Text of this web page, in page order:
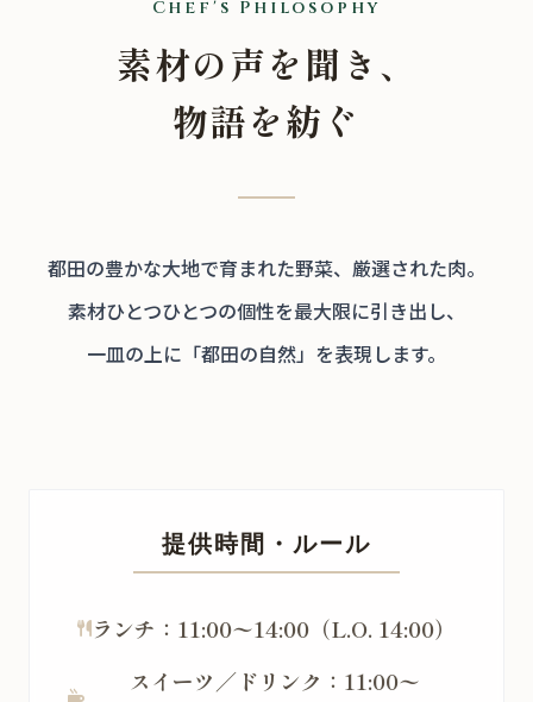
Chef's Philosophy
素材の声を聞き、
物語を紡ぐ
都田の豊かな大地で育まれた野菜、厳選された肉。
素材ひとつひとつの個性を最大限に引き出し、
一皿の上に「都田の自然」を表現します。
提供時間・ルール
ランチ：11:00〜14:00（L.O. 14:00）
スイーツ／ドリンク：11:00〜